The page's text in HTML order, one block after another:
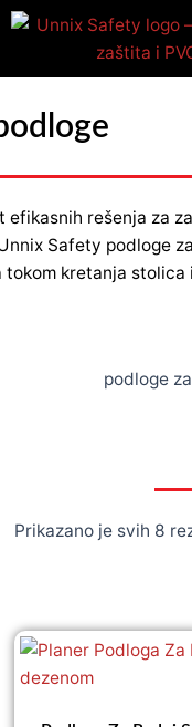
Pređi
efikasnih rešenja za
Safety podloge
tokom kretanja
Prikazano je svih 8